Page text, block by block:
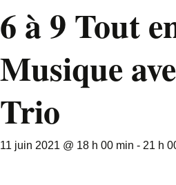
6 à 9 Tout
Musique
Trio
11 juin 2021 @ 18 h 00 min - 21 h